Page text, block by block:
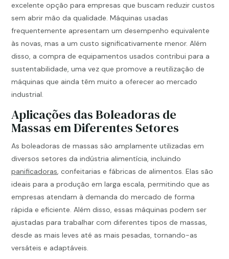
excelente opção para empresas que buscam reduzir custos
sem abrir mão da qualidade. Máquinas usadas
frequentemente apresentam um desempenho equivalente
às novas, mas a um custo significativamente menor. Além
disso, a compra de equipamentos usados contribui para a
sustentabilidade, uma vez que promove a reutilização de
máquinas que ainda têm muito a oferecer ao mercado
industrial.
Aplicações das Boleadoras de
Massas em Diferentes Setores
As boleadoras de massas são amplamente utilizadas em
diversos setores da indústria alimentícia, incluindo
panificadoras, confeitarias e fábricas de alimentos. Elas são
ideais para a produção em larga escala, permitindo que as
empresas atendam à demanda do mercado de forma
rápida e eficiente. Além disso, essas máquinas podem ser
ajustadas para trabalhar com diferentes tipos de massas,
desde as mais leves até as mais pesadas, tornando-as
versáteis e adaptáveis.